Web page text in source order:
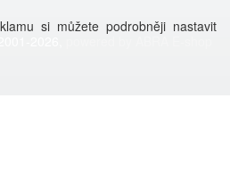
si můžete podrobněji nastavit